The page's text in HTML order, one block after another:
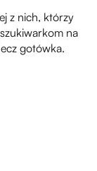
z nich, którzy
na
gotówka.